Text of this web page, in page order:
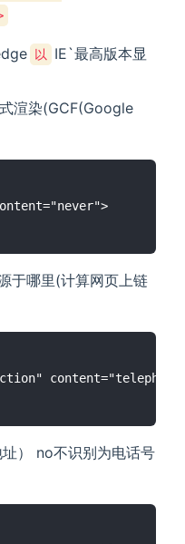
以
IE`最高版本显
渲染(GCF(Google
于哪里(计算网页上链
） no不识别为电话号